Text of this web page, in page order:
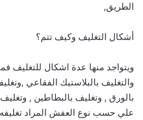
الطريق,
أشكال التغليف وكيف تتم؟
ويتواجد منها عدة اشكال للتغليف
والتغليف بالبلاستيك الفقاعي
بالورق , وتغليف بالبطاطين ,
علي حسب نوع العفش المراد